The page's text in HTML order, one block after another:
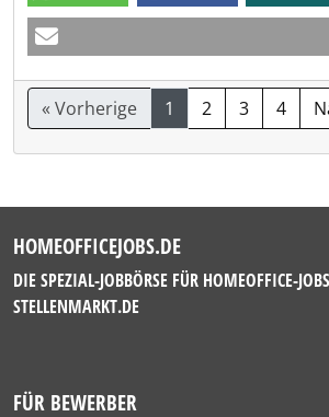
« Vorherige 1 2 3 4
HOMEOFFICEJOBS.DE
DIE SPEZIAL-JOBBÖRSE FÜR HOMEOFFICE-
STELLENMARKT.DE
FÜR BEWERBER